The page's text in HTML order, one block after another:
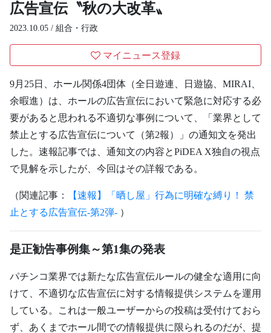
広告宣伝〝秋の大改革〟
2023.10.05 / 組合・行政
マイニュース登録
9月25日、ホール関係4団体（全日遊連、日遊協、MIRAI、
余暇進）は、ホールの広告宣伝において緊急に対応する必
要があると思われる不適切な事例について、「業界として
禁止とする広告宣伝について（第2報）」の通知文を発出
した。速報記事では、通知文の内容とPiDEA X独自の視点
で見解を示したが、今回はその詳報である。
（関連記事：
【速報】「晒し屋」行為に明確な縛り！ 禁
止とする広告宣伝-第2弾- ）
是正勧告事例集～第1集の発表
パチンコ業界では新たな広告宣伝ルールの健全な適用に向
けて、不適切な広告宣伝に対する情報提供システムを運用
している。これは一般ユーザーからの投稿は受付けておら
ず、あくまでホール間での情報提供に限られるのだが、提